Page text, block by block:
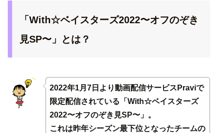
「With☆ベイスターズ2022〜オフのぞき
見SP〜」とは？
2022年1月7日より動画配信サービスPraviで
限定配信されている「With☆ベイスターズ
2022〜オフのぞき見SP〜」。
これは昨年シーズン最下位となったチームの